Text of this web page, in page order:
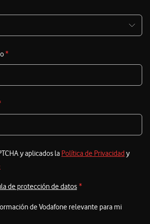
*
y aplicados la Política de Privacidad y
de protección de datos *
de Vodafone relevante para mi